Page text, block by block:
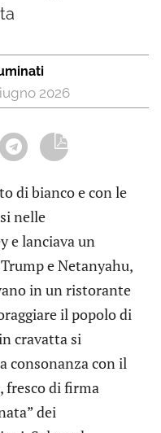
2026
di bianco e con le
nelle
e lanciava un
e Netanyahu,
in un ristorante
il popolo di
cravatta si
consonanza con il
fresco di firma
dei